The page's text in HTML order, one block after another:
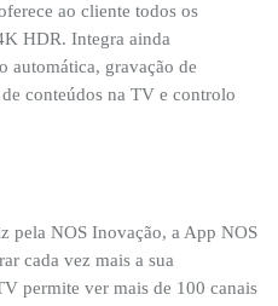
ao cliente todos os
HDR. Integra ainda
automática, gravação de
conteúdos na TV e controlo
pela NOS Inovação, a App NOS
cada vez mais a sua
permite ver mais de 100 canais